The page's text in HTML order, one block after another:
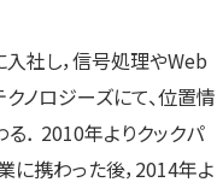
社し，信号処理やWeb
ノロジーズにて、位置情
． 2010年よりクックパ
に携わった後，2014年よ